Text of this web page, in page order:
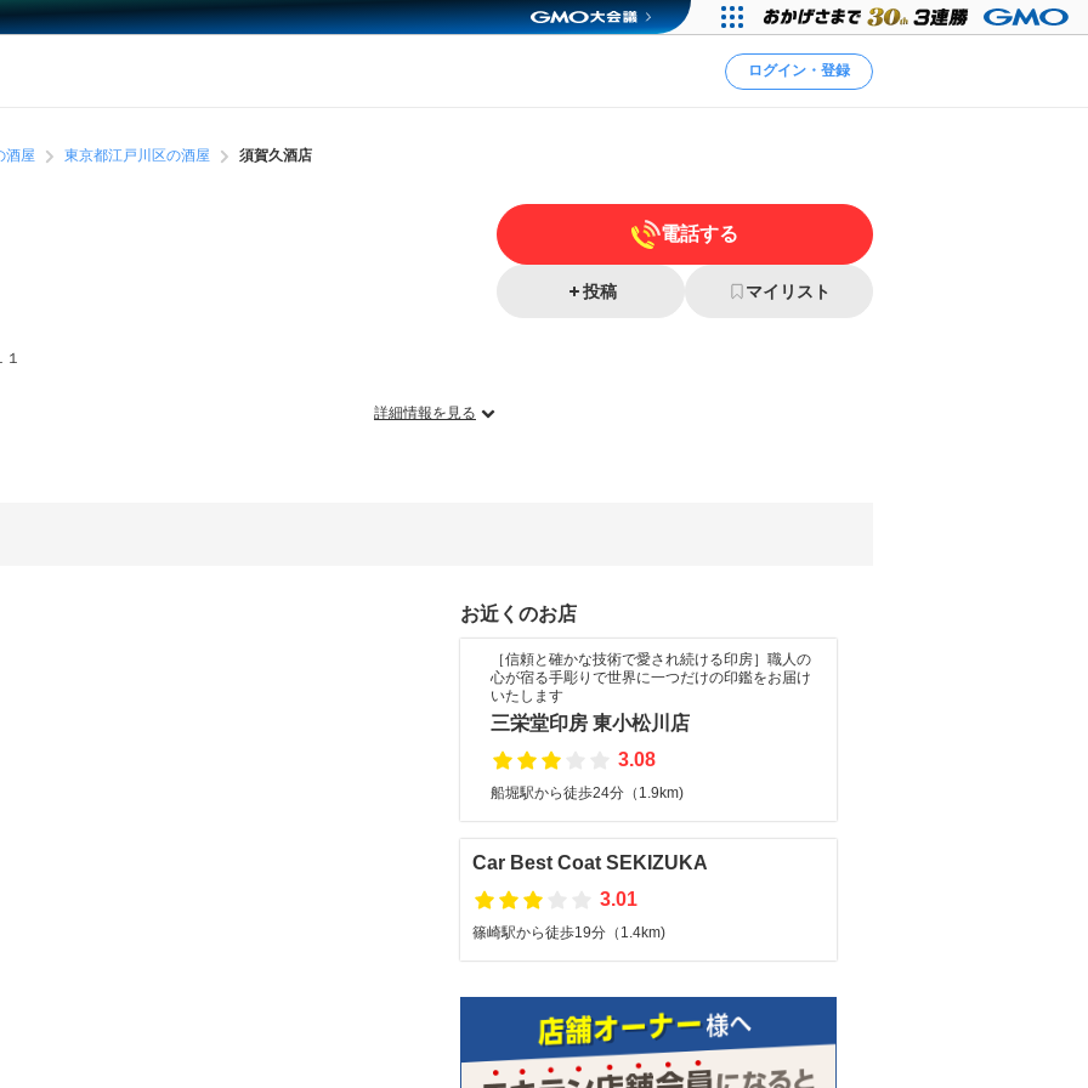
ログイン・登録
酒屋 東京都江戸川区の酒屋 須賀久酒店
１
詳細情報を見る
電話する
投稿 マイリスト
お近くのお店
［信頼と確かな技術で愛され続ける印房］職人の
心が宿る手彫りで世界に一つだけの印鑑をお届け
いたします
三栄堂印房 東小松川店
3.08
船堀駅から徒歩24分（1.9km)
Car Best Coat SEKIZUKA
3.01
篠崎駅から徒歩19分（1.4km)